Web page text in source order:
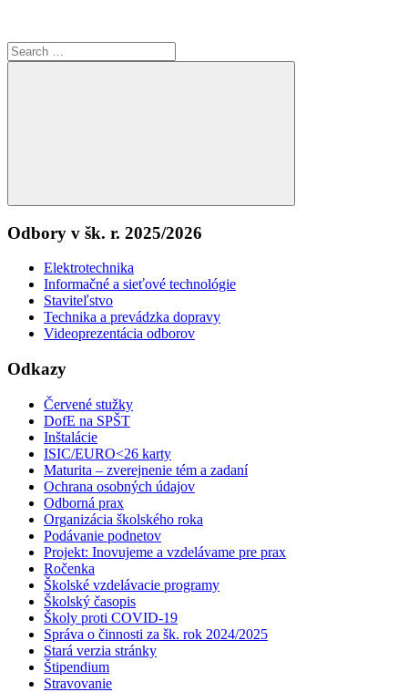
Search
for:
Search
Odbory v šk. r. 2025/2026
Elektrotechnika
Informačné a sieťové technológie
Staviteľstvo
Technika a prevádzka dopravy
Videoprezentácia odborov
Odkazy
Červené stužky
DofE na SPŠT
Inštalácie
ISIC/EURO<26 karty
Maturita – zverejnenie tém a zadaní
Ochrana osobných údajov
Odborná prax
Organizácia školského roka
Podávanie podnetov
Projekt: Inovujeme a vzdelávame pre prax
Ročenka
Školské vzdelávacie programy
Školský časopis
Školy proti COVID-19
Správa o činnosti za šk. rok 2024/2025
Stará verzia stránky
Štipendium
Stravovanie